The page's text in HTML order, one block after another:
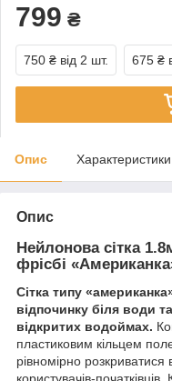
799 ₴
750 ₴ від 2 шт. 675 ₴
Опис Характеристики
Опис
Нейлонова сітка
фрісбі
Сітка типу
відпочинку біля води
відкритих водоймах.
пластиковим кільцем
рівномірно
користувачів-